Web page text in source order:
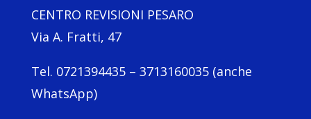
CENTRO REVISIONI PESARO
Via A. Fratti, 47
Tel. 0721394435 – 3713160035 (anche
WhatsApp)